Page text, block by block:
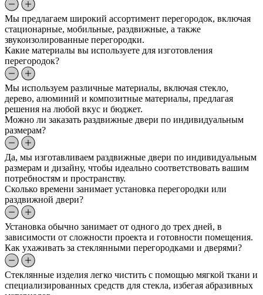
Мы предлагаем широкий ассортимент перегородок, включая
стационарные, мобильные, раздвижные, а также
звукоизолированные перегородки.
Какие материалы вы используете для изготовления
перегородок?
Мы используем различные материалы, включая стекло,
дерево, алюминий и композитные материалы, предлагая
решения на любой вкус и бюджет.
Можно ли заказать раздвижные двери по индивидуальным
размерам?
Да, мы изготавливаем раздвижные двери по индивидуальным
размерам и дизайну, чтобы идеально соответствовать вашим
потребностям и пространству.
Сколько времени занимает установка перегородки или
раздвижной двери?
Установка обычно занимает от одного до трех дней, в
зависимости от сложности проекта и готовности помещения.
Как ухаживать за стеклянными перегородками и дверями?
Стеклянные изделия легко чистить с помощью мягкой ткани и
специализированных средств для стекла, избегая абразивных